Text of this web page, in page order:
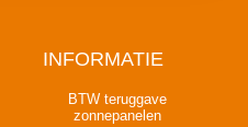
INFORMATIE
BTW teruggave
zonnepanelen